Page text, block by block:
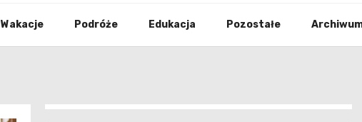
Wakacje Podróże Edukacja Pozostałe